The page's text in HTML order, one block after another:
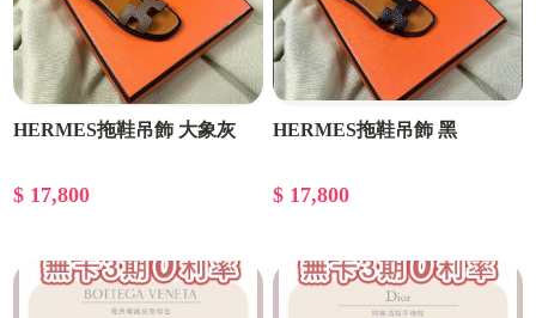
HERMES拖鞋吊飾 大象灰
$ 17,800
HERMES拖鞋吊飾 黑
$ 17,800